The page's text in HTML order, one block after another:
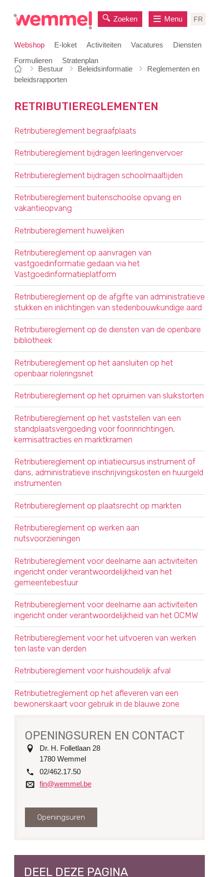
Webshop E-loket Activiteiten Vacatures
Diensten
Formulieren
Stratenplan
Zoeken FR
Menu
Je
bent
Startpagina
Bestuur Beleidsinformatie
Reglementen en
beleidsrapporten
RETRIBUTIEREGLEMENTEN
OVERZICHT
Retributiereglement begraafplaats
Retributiereglement bijdragen leerlingenvervoer
Retributiereglement bijdragen schoolmaaltijden
Retributiereglement buitenschoolse opvang en
vakantieopvang
Retributiereglement huwelijken
Retributiereglement op aanvragen van
vastgoedinformatie gedaan via het
Vastgoedinformatieplatform
Retributiereglement op de afgifte van administratieve
stukken en inlichtingen van stedenbouwkundige aard
Retributiereglement op de diensten van de openbare
bibliotheek
Retributiereglement op het aansluiten op het
openbaar rioleringsnet
Retributiereglement op het opruimen van sluikstorten
Retributiereglement op het vaststellen van een
standplaatsvergoeding voor foorinrichtingen,
kermisattracties en marktkramen
Retributiereglement op intiatiecursus instrument of
dans, administratieve inschrijvingskosten en huurgeld
instrumenten
Retributiereglement op plaatsrecht op markten
Retributiereglement op werken aan
nutsvoorzieningen
Retributiereglement voor deelname aan activiteiten
ingericht onder verantwoordelijkheid van het
gemeentebestuur
Retributiereglement voor deelname aan activiteiten
ingericht onder verantwoordelijkheid van het OCMW
Retributiereglement voor het uitvoeren van werken
ten laste van derden
Retributiereglement voor huishoudelijk afval
Retributietreglement op het afleveren van een
bewonerskaart voor gebruik in de blauwe zone
OPENINGSUREN EN CONTACT
adresDr. H. Folletlaan 28
1780 Wemmel
tel.
02/462.17.50
e-
fin@wemmel.be
Openingsuren
DEEL DEZE PAGINA